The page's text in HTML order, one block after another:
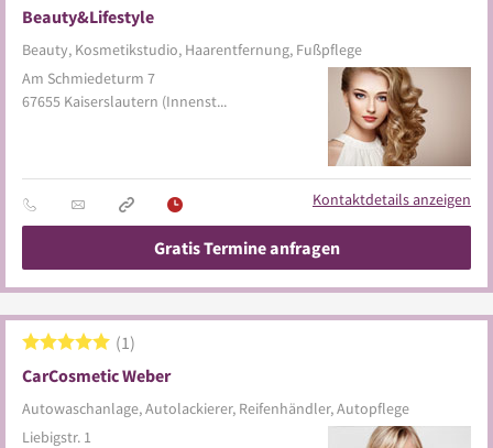
Beauty&Lifestyle
Beauty, Kosmetikstudio, Haarentfernung, Fußpflege
Am Schmiedeturm 7
67655 Kaiserslautern (Innenstadt)
Kontaktdetails anzeigen
Gratis Termine anfragen
CarCosmetic Weber
Autowaschanlage, Autolackierer, Reifenhändler, Autopflege
1
Liebigstr. 1